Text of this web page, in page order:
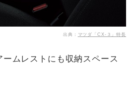
出典： マツダ「CX-３」特長
ムレストにも収納スペース